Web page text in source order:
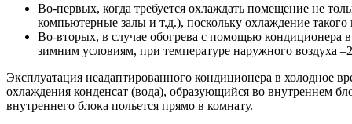
Во-первых, когда требуется охлаждать помещение не
компьютерные залы и т.д.), поскольку охлаждение
Во-вторых, в случае обогрева с помощью кондиционера
зимним условиям, при температуре наружного воздуха
Эксплуатация неадаптированного кондиционера в холодное
охлаждения конденсат (вода), образующийся во внутреннем
внутреннего блока польется прямо в комнату.